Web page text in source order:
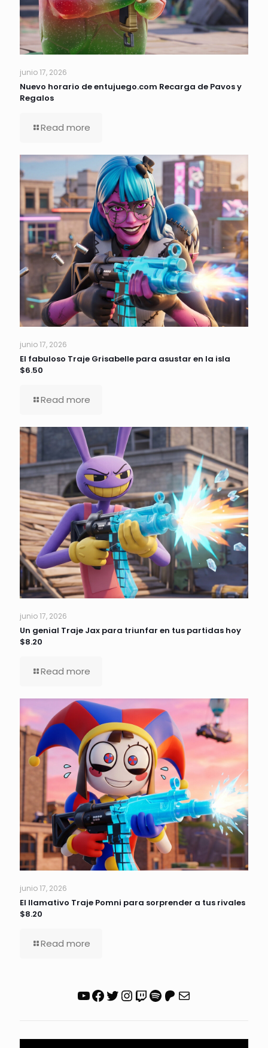
junio 17, 2026
Nuevo horario de entujuego.com Recarga de Pavos y
Regalos
Read more
junio 17, 2026
El fabuloso Traje Grisabelle para asustar en la isla
$6.50
Read more
junio 17, 2026
Un genial Traje Jax para triunfar en tus partidas hoy
$8.20
Read more
junio 17, 2026
El llamativo Traje Pomni para sorprender a tus rivales
$8.20
Read more
YouTube
Facebook
Twitter
Instagram
Twitch
Spotify
Patreon
Correo electrónico